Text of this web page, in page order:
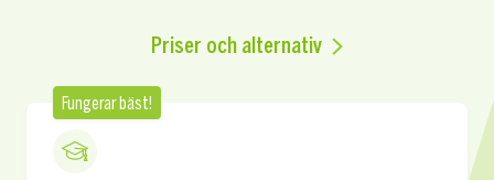
Priser och alternativ
Fungerar bäst!